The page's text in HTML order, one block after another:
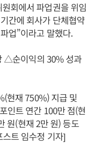
회에서 파업권을 위임
간에 회사가 단체협약
업”이라고 말했다.
△순이익의 30% 성과
현재 750%) 지급 및
인트 연간 100만 점(현
원(현재 2만 원) 등도
트 임수정 기자]